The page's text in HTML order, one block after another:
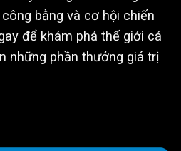
bằng và cơ hội chiến
để khám phá thế giới cá
những phần thưởng giá trị